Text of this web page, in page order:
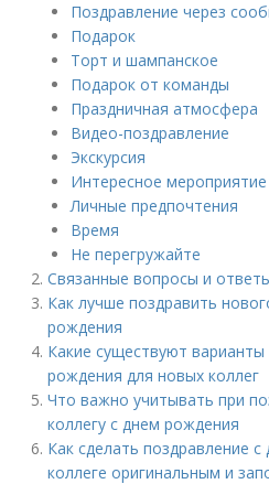
Поздравление через
Подарок
Торт и шампанское
Подарок от команды
Праздничная атмосфера
Видео-поздравление
Экскурсия
Интересное мероприятие
Личные предпочтения
Время
Не перегружайте
Связанные вопросы и
Как лучше поздравить
рождения
Какие существуют
рождения для новых коллег
Что важно учитывать при
коллегу с днем рождения
Как сделать поздравление
коллеге оригинальным и